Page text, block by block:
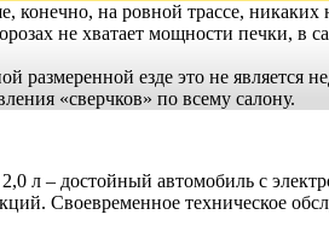
конечно, на ровной трассе,
не хватает мощности печки, в
размеренной езде это не является
«сверчков» по всему салону.
2,0 л – достойный автомобиль с
Своевременное техническое